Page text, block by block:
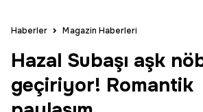
Haberler Magazin Haberleri
Hazal Subaşı aşk
geçiriyor! Romantik